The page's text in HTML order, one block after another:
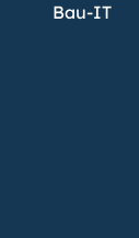
Bau-IT